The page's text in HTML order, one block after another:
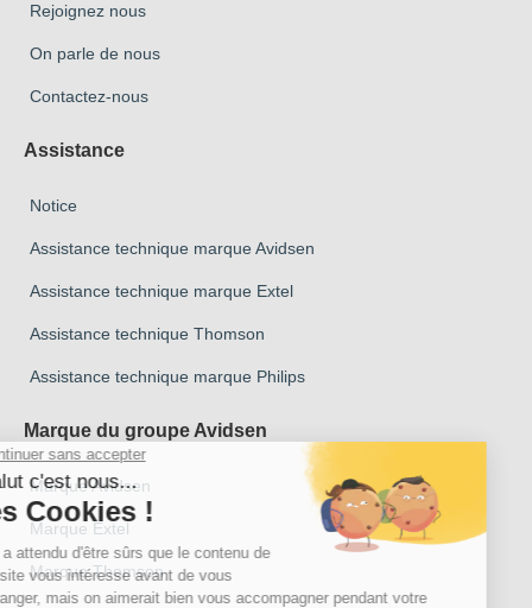
Rejoignez nous
On parle de nous
Contactez-nous
Assistance
Notice
Assistance technique marque Avidsen
Assistance technique marque Extel
Assistance technique Thomson
Assistance technique marque Philips
Marque du groupe Avidsen
Marque Avidsen
Marque Extel
Marque Thomson